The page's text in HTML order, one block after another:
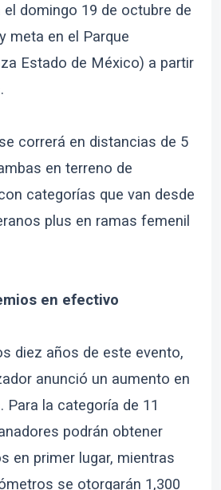
el domingo 19 de octubre de
meta en el Parque
Estado de México) a partir
correrá en distancias de 5
en terreno de
categorías que van desde
plus en ramas femenil
en efectivo
diez años de este evento,
anunció un aumento en
Para la categoría de 11
podrán obtener
en primer lugar, mientras
se otorgarán 1,300